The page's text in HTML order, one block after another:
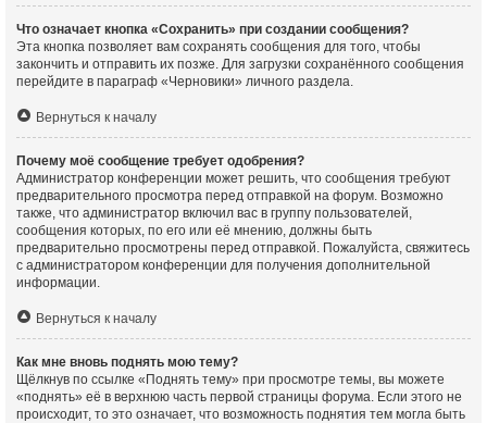
Что означает кнопка «Сохранить» при создании сообщения?
Эта кнопка позволяет вам сохранять сообщения для того, чтобы
закончить и отправить их позже. Для загрузки сохранённого сообщения
перейдите в параграф «Черновики» личного раздела.
Вернуться к началу
Почему моё сообщение требует одобрения?
Администратор конференции может решить, что сообщения требуют
предварительного просмотра перед отправкой на форум. Возможно
также, что администратор включил вас в группу пользователей,
сообщения которых, по его или её мнению, должны быть
предварительно просмотрены перед отправкой. Пожалуйста, свяжитесь
с администратором конференции для получения дополнительной
информации.
Вернуться к началу
Как мне вновь поднять мою тему?
Щёлкнув по ссылке «Поднять тему» при просмотре темы, вы можете
«поднять» её в верхнюю часть первой страницы форума. Если этого не
происходит, то это означает, что возможность поднятия тем могла быть